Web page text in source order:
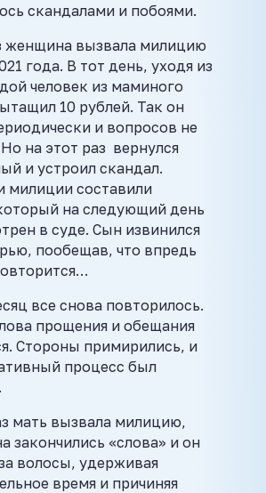
скандалами и побоями.
женщина вызвала милицию
года. В тот день, уходя из
человек из маминого
10 рублей. Так он
и вопросов не
на этот раз вернулся
и устроил скандал.
милиции составили
на следующий день
в суде. Сын извинился
пообещав, что впредь
все снова повторилось.
прощения и обещания
Стороны примирились, и
процесс был
мать вызвала милицию,
закончились «слова» и он
волосы, удерживая
время и причиняя